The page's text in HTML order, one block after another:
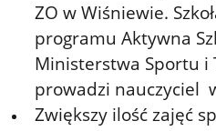
ZO w Wiśniewie.
programu Aktywna
Ministerstwa Sportu i
prowadzi nauczyciel
Zwiększy ilość zajęć